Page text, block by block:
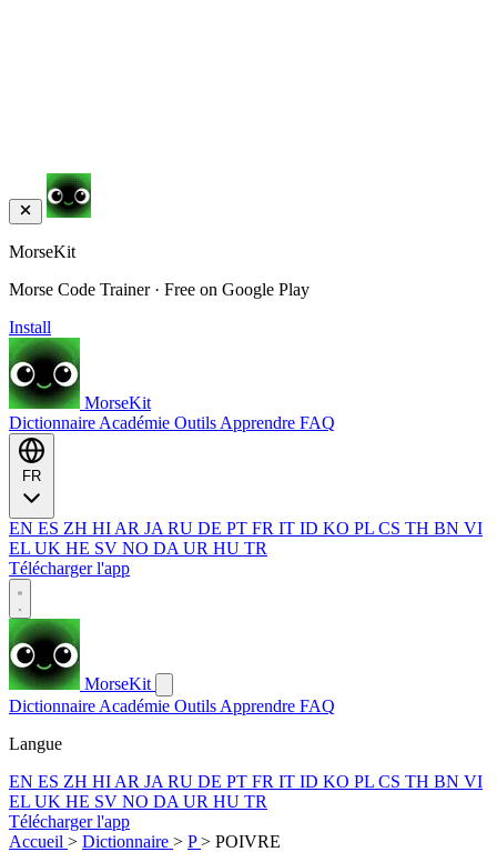
MorseKit
Morse Code Trainer · Free on Google Play
Install
MorseKit
Dictionnaire Académie Outils Apprendre FAQ
EN ES ZH HI AR JA RU DE PT FR IT ID KO PL CS TH BN VI
EL UK HE SV NO DA UR HU TR
Télécharger l'app
MorseKit
Dictionnaire Académie Outils Apprendre FAQ
Langue
EN ES ZH HI AR JA RU DE PT FR IT ID KO PL CS TH BN VI
EL UK HE SV NO DA UR HU TR
Télécharger l'app
Accueil > Dictionnaire > P> POIVRE